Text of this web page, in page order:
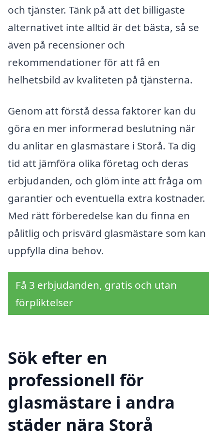
och tjänster. Tänk på att det billigaste
alternativet inte alltid är det bästa, så se
även på recensioner och
rekommendationer för att få en
helhetsbild av kvaliteten på tjänsterna.
Genom att förstå dessa faktorer kan du
göra en mer informerad beslutning när
du anlitar en glasmästare i Storå. Ta dig
tid att jämföra olika företag och deras
erbjudanden, och glöm inte att fråga om
garantier och eventuella extra kostnader.
Med rätt förberedelse kan du finna en
pålitlig och prisvärd glasmästare som kan
uppfylla dina behov.
Få 3 erbjudanden, gratis och utan
förpliktelser
Sök efter en
professionell för
glasmästare i andra
städer nära Storå